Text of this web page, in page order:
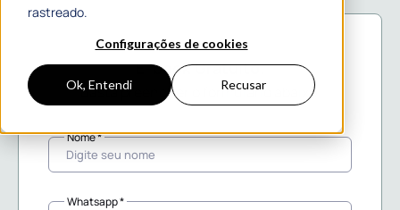
rastreado.
Configurações de cookies
Ok, Entendi Recusar
E-book Gratuito.
Basta preencher o formulário abaixo.
Nome *
Whatsapp *